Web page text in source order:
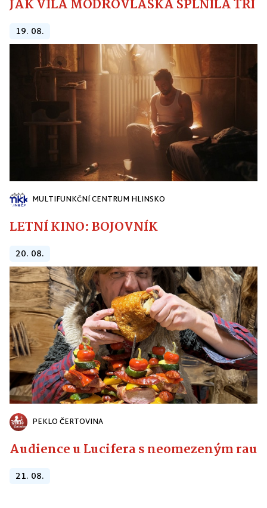
JAK VÍLA MODROVLÁSKA SPLNILA
19. 08.
MULTIFUNKČNÍ CENTRUM HLINSKO
LETNÍ KINO: BOJOVNÍK
20. 08.
PEKLO ČERTOVINA
Audience u Lucifera s neomezeným
21. 08.